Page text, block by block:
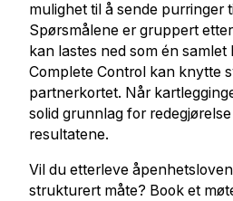
mulighet til å sende purringer
Spørsmålene er gruppert
kan lastes ned som én
Complete Control kan knytte
partnerkortet. Når
solid grunnlag for
resultatene.
Vil du etterleve
strukturert måte? Book et